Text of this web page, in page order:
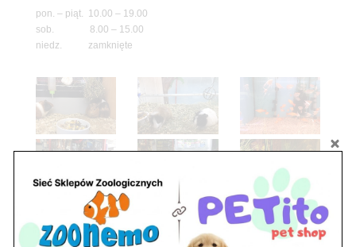
pon. – piąt. 10.00 – 19.00
sob. 8.00 – 15.00
niedz. zamknięte